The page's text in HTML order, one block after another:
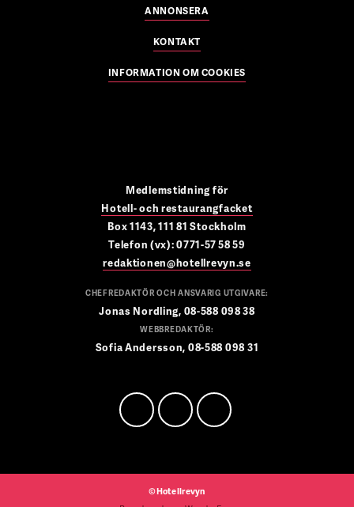
ANNONSERA
KONTAKT
INFORMATION OM COOKIES
Medlemstidning för
Hotell- och restaurangfacket
Box 1143, 111 81 Stockholm
Telefon (vx): 0771-57 58 59
redaktionen@hotellrevyn.se
CHEFREDAKTÖR OCH ANSVARIG UTGIVARE:
Jonas Nordling, 08-588 098 38
WEBBREDAKTÖR:
Sofia Andersson, 08-588 098 31
©Hotellrevyn